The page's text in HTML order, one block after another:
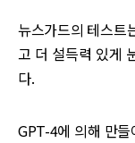
뉴스가드의 테스트
고 더 설득력 있게
다.
GPT-4에 의해 만